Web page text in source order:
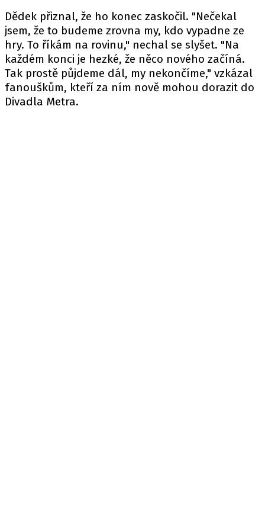
Dědek přiznal, že ho konec zaskočil. "Nečekal
jsem, že to budeme zrovna my, kdo vypadne ze
hry. To říkám na rovinu," nechal se slyšet. "Na
každém konci je hezké, že něco nového začíná.
Tak prostě půjdeme dál, my nekončíme," vzkázal
fanouškům, kteří za ním nově mohou dorazit do
Divadla Metra.